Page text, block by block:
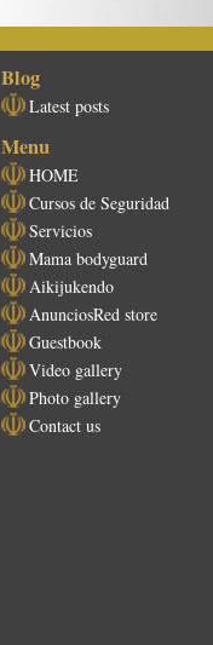
Blog
Latest posts
Menu
HOME
Cursos de Seguridad
Servicios
Mama bodyguard
Aikijukendo
AnunciosRed store
Guestbook
Video gallery
Photo gallery
Contact us